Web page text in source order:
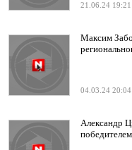
21.06.24 19:21
Максим
04.03.24 20:04
Александр